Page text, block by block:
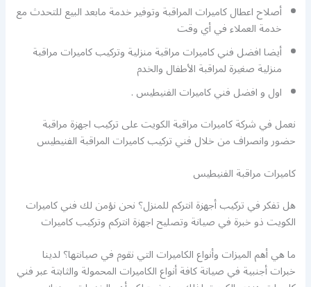
أصلاح اعطال كاميرات المراقبة وتوفير خدمة مابعد البيع للتحدث مع
خدمة العملاء في أي وقت
أيضا افضل فني كاميرات مراقبة منزلية وتركيب كاميرات مراقبة
منزلية صغيرة لمراقبة الأطفال والخدم
اول و افضل فني كاميرات الفنيطيس .
نعمل في شركة كاميرات مراقبة الكويت على تركيب اجهزة مراقبة
حضور وانصراف من خلال فني تركيب كاميرات المراقبة الفنيطيس
كاميرات مراقبة الفنيطيس
هل تفكر في تركيب أجهزة انتركم للمنزل؟ نحن نؤمن لك فني كاميرات
الكويت ذو خبرة في صيانة وتصليح اجهزة انتركم وتركيب كاميرات
ما هي أهم الميزات وأنواع الكاميرات التي نقوم في صيانتها؟ لدينا
خبرات أجنبية في صيانة كافة أنواع الكاميرات المحمولة والثابتة عبر فني